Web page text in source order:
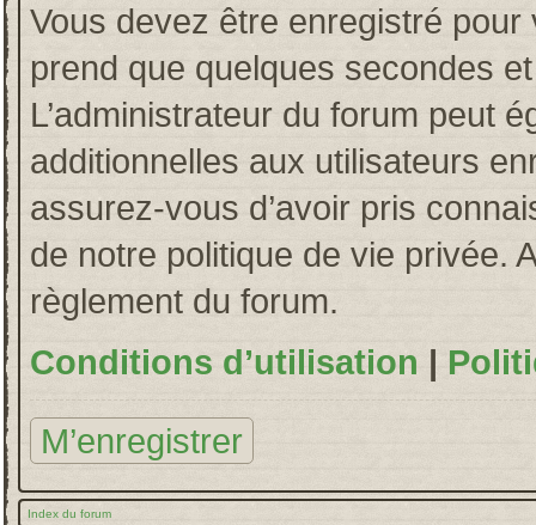
Vous devez être enregistré pour
prend que quelques secondes
L’administrateur du forum peut
additionnelles aux utilisateurs
assurez-vous d’avoir pris
de notre politique de vie privée.
règlement du forum.
Conditions d’utilisation |
M’enregistrer
Index du forum